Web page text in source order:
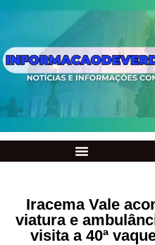
Iracema Vale
viatura e
visita a 40ª